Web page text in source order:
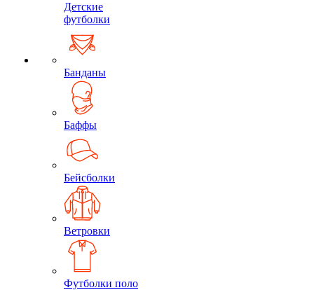
Детские
футболки
Банданы
Баффы
Бейсболки
Ветровки
Футболки поло